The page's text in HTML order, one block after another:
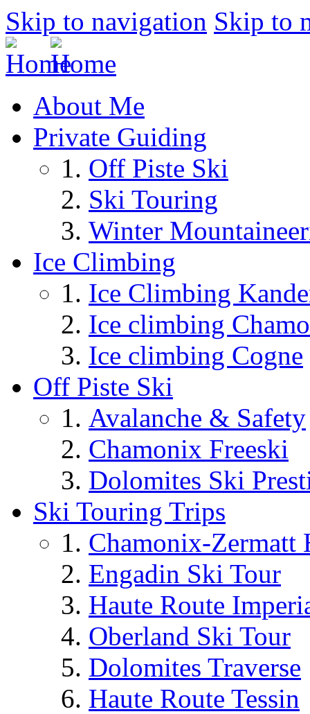
Skip to navigation Skip to
About Me
Private Guiding
Off Piste Ski
Ski Touring
Winter
Ice Climbing
Ice Climbing
Ice climbing
Ice climbing Cogne
Off Piste Ski
Avalanche & Safety
Chamonix Freeski
Dolomites Ski
Ski Touring Trips
Chamonix-Zermatt
Engadin Ski Tour
Haute Route
Oberland Ski Tour
Dolomites Traverse
Haute Route Tessin